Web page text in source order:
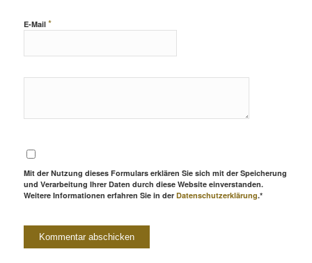
E-Mail *
Mit der Nutzung dieses Formulars erklären Sie sich mit der Speicherung
und Verarbeitung Ihrer Daten durch diese Website einverstanden.
Weitere Informationen erfahren Sie in der Datenschutzerklärung.*